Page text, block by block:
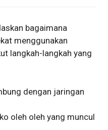
bagaimana
menggunakan
langkah-langkah yang
dengan jaringan
oleh oleh yang muncul